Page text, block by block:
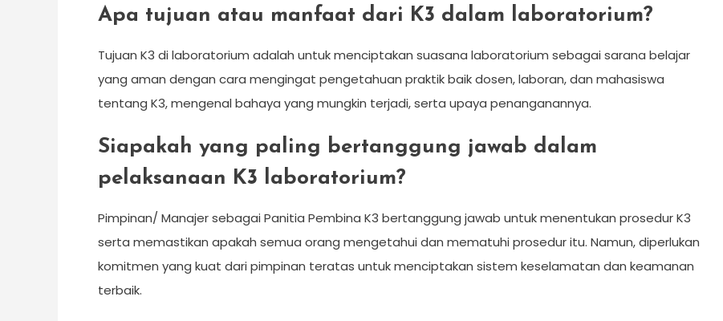
Apa tujuan atau manfaat dari K3 dalam laboratorium?
Tujuan K3 di laboratorium adalah untuk menciptakan suasana laboratorium sebagai sarana belajar
yang aman dengan cara mengingat pengetahuan praktik baik dosen, laboran, dan mahasiswa
tentang K3, mengenal bahaya yang mungkin terjadi, serta upaya penanganannya.
Siapakah yang paling bertanggung jawab dalam
pelaksanaan K3 laboratorium?
Pimpinan/ Manajer sebagai Panitia Pembina K3 bertanggung jawab untuk menentukan prosedur K3
serta memastikan apakah semua orang mengetahui dan mematuhi prosedur itu. Namun, diperlukan
komitmen yang kuat dari pimpinan teratas untuk menciptakan sistem keselamatan dan keamanan
terbaik.